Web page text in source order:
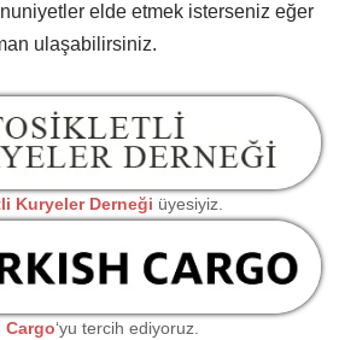
elde etmek isterseniz eğer
ulaşabilirsiniz.
Kuryeler Derneği üyesiyiz.
Cargo‘yu tercih ediyoruz.